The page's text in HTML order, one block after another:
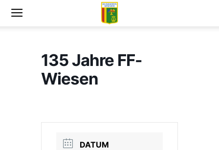
135 Jahre FF-
Wiesen
DATUM